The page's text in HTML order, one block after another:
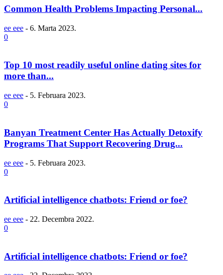
Common Health Problems Impacting Personal...
ee eee - 6. Marta 2023.
0
Top 10 most readily useful online dating sites for
more than...
ee eee - 5. Februara 2023.
0
Banyan Treatment Center Has Actually Detoxify
Programs That Support Recovering Drug...
ee eee - 5. Februara 2023.
0
Artificial intelligence chatbots: Friend or foe?
ee eee - 22. Decembra 2022.
0
Artificial intelligence chatbots: Friend or foe?